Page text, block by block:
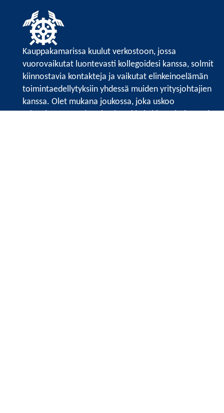
Kauppakamarissa kuulut verkostoon, jossa
vuorovaikutat luontevasti kollegoidesi kanssa, solmit
kiinnostavia kontakteja ja vaikutat elinkeinoelämän
toimintaedellytyksiin yhdessä muiden yritysjohtajien
kanssa. Olet mukana joukossa, joka uskoo